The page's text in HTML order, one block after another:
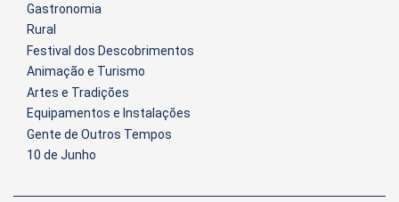
Gastronomia
Rural
Festival dos Descobrimentos
Animação e Turismo
Artes e Tradições
Equipamentos e Instalações
Gente de Outros Tempos
10 de Junho